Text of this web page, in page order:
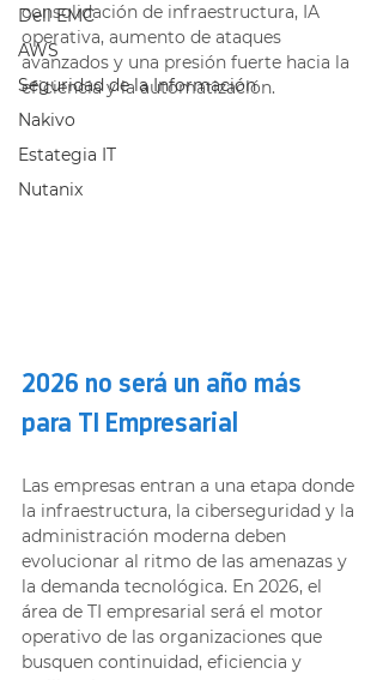
Dell EMC
AWS
Seguridad de la Información
Nakivo
Estategia IT
Nutanix
consolidación de infraestructura, IA
operativa, aumento de ataques
avanzados y una presión fuerte hacia la
eficiencia y la automatización.
2026 no será un año más
para TI Empresarial
Las empresas entran a una etapa donde
la infraestructura, la ciberseguridad y la
administración moderna deben
evolucionar al ritmo de las amenazas y
la demanda tecnológica. En 2026, el
área de TI empresarial será el motor
operativo de las organizaciones que
busquen continuidad, eficiencia y